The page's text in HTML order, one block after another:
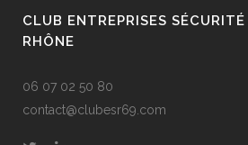
CLUB ENTREPRISES
RHÔNE
06 07 02 50 80
contact@clubesr69.com